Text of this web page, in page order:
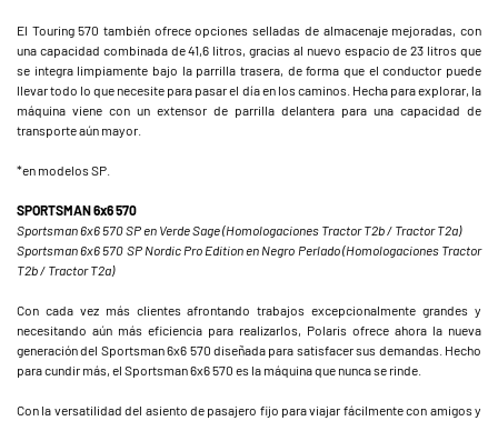
El Touring 570 también ofrece opciones selladas de almacenaje mejoradas, con
una capacidad combinada de 41,6 litros, gracias al nuevo espacio de 23 litros que
se integra limpiamente bajo la parrilla trasera, de forma que el conductor puede
llevar todo lo que necesite para pasar el día en los caminos. Hecha para explorar, la
máquina viene con un extensor de parrilla delantera para una capacidad de
transporte aún mayor.
*en modelos SP.
SPORTSMAN 6x6 570
Sportsman 6x6 570 SP en Verde Sage (Homologaciones Tractor T2b / Tractor T2a)
Sportsman 6x6 570 SP Nordic Pro Edition en Negro Perlado (Homologaciones Tractor
T2b / Tractor T2a)
Con cada vez más clientes afrontando trabajos excepcionalmente grandes y
necesitando aún más eficiencia para realizarlos, Polaris ofrece ahora la nueva
generación del Sportsman 6x6 570 diseñada para satisfacer sus demandas. Hecho
para cundir más, el Sportsman 6x6 570 es la máquina que nunca se rinde.
Con la versatilidad del asiento de pasajero fijo para viajar fácilmente con amigos y